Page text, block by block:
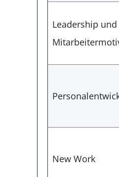
Leadership und
New Work